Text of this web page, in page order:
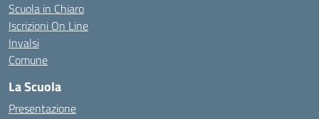
Scuola in Chiaro
Iscrizioni On Line
Invalsi
Comune
La Scuola
Presentazione